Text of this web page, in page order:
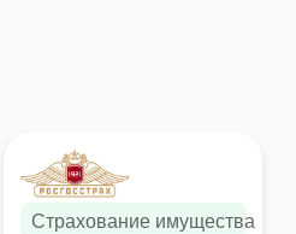
Страхование имущества